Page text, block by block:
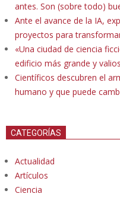
antes. Son (sobre todo)
Ante el avance de la IA,
proyectos para
«Una ciudad de ciencia
edificio más grande y
Científicos descubren el
humano y que puede
CATEGORÍAS
Actualidad
Artículos
Ciencia